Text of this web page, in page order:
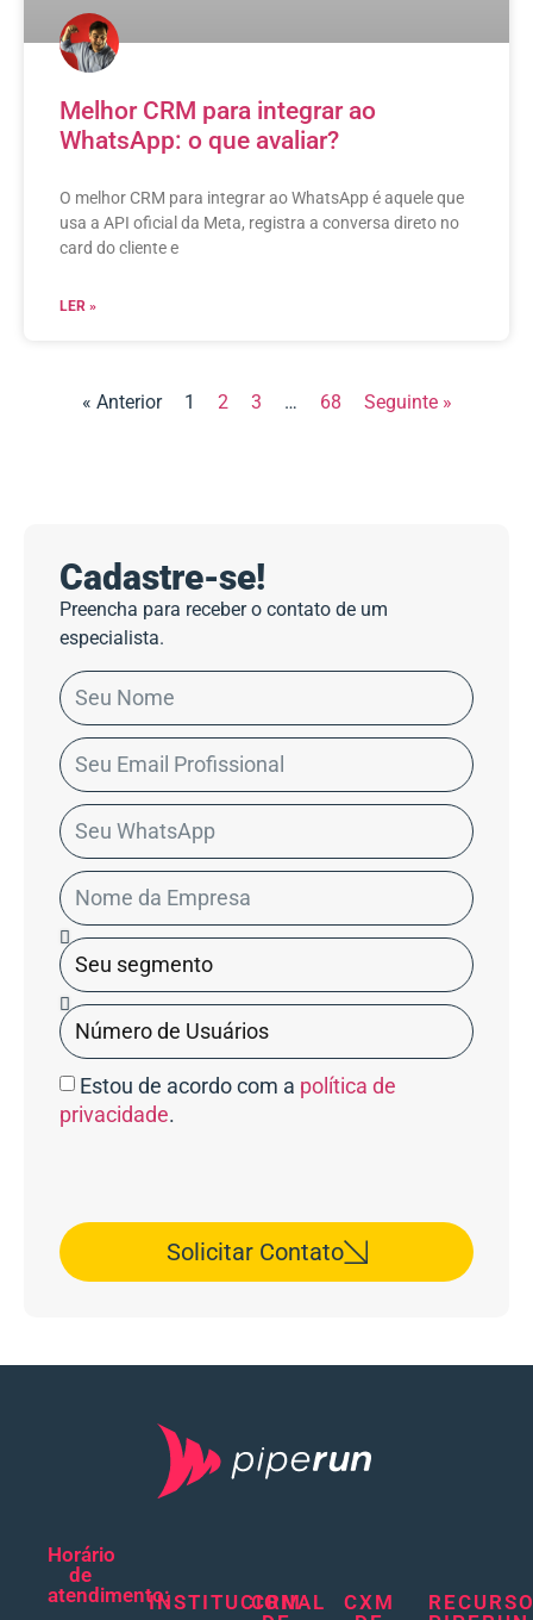
Melhor CRM para integrar ao
WhatsApp: o que avaliar?
O melhor CRM para integrar ao WhatsApp é aquele que
usa a API oficial da Meta, registra a conversa direto no
card do cliente e
LER »
« Anterior 1 2 3 … 68 Seguinte »
Cadastre-se!
Preencha para receber o contato de um
especialista.
Estou de acordo com a política de
privacidade.
Solicitar Contato
Horário
de
atendimento:INSTITUCIONAL
CRM
CXM